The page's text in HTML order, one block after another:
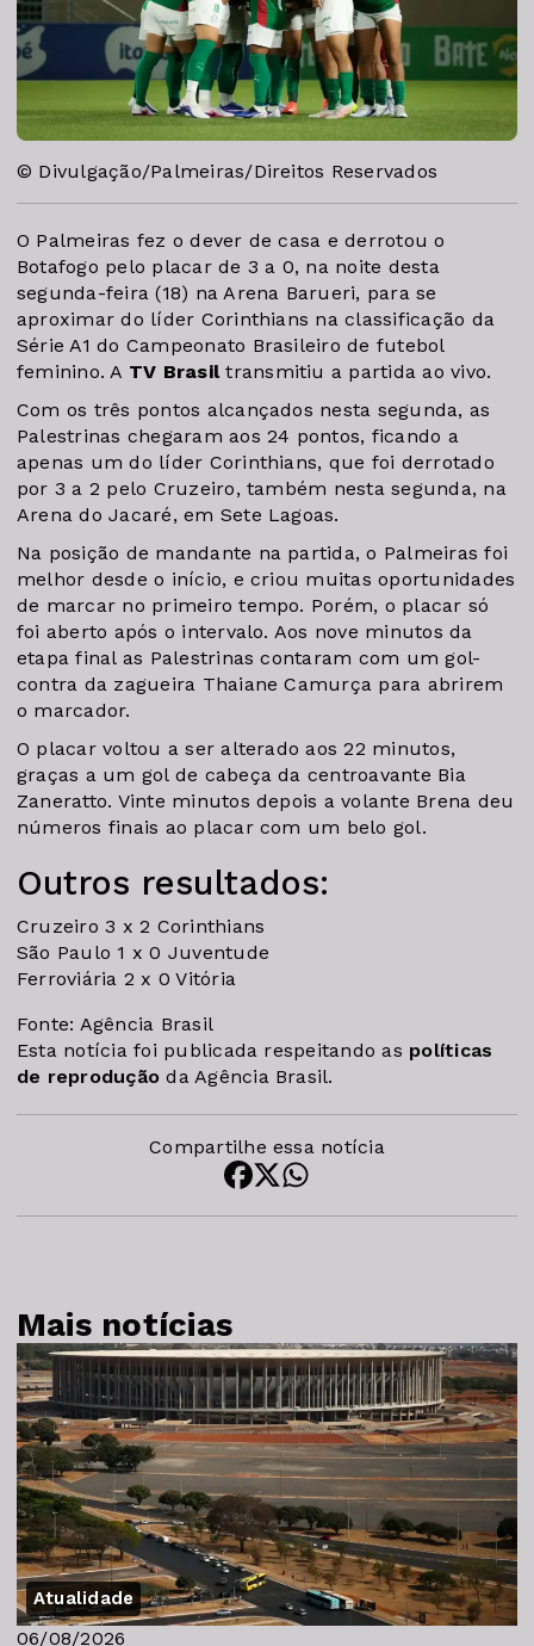
© Divulgação/Palmeiras/Direitos Reservados
O Palmeiras fez o dever de casa e derrotou o
Botafogo pelo placar de 3 a 0, na noite desta
segunda-feira (18) na Arena Barueri, para se
aproximar do líder Corinthians na classificação da
Série A1 do Campeonato Brasileiro de futebol
feminino. A TV Brasiltransmitiu a partida ao vivo.
Com os três pontos alcançados nesta segunda, as
Palestrinas chegaram aos 24 pontos, ficando a
apenas um do líder Corinthians, que foi derrotado
por 3 a 2 pelo Cruzeiro, também nesta segunda, na
Arena do Jacaré, em Sete Lagoas.
Na posição de mandante na partida, o Palmeiras foi
melhor desde o início, e criou muitas oportunidades
de marcar no primeiro tempo. Porém, o placar só
foi aberto após o intervalo. Aos nove minutos da
etapa final as Palestrinas contaram com um gol-
contra da zagueira Thaiane Camurça para abrirem
o marcador.
O placar voltou a ser alterado aos 22 minutos,
graças a um gol de cabeça da centroavante Bia
Zaneratto. Vinte minutos depois a volante Brena deu
números finais ao placar com um belo gol.
Outros resultados:
Cruzeiro 3 x 2 Corinthians
São Paulo 1 x 0 Juventude
Ferroviária 2 x 0 Vitória
Fonte: Agência Brasil
Esta notícia foi publicada respeitando as políticas
de reprodução da Agência Brasil.
Compartilhe essa notícia
Mais notícias
Atualidade
06/08/2026